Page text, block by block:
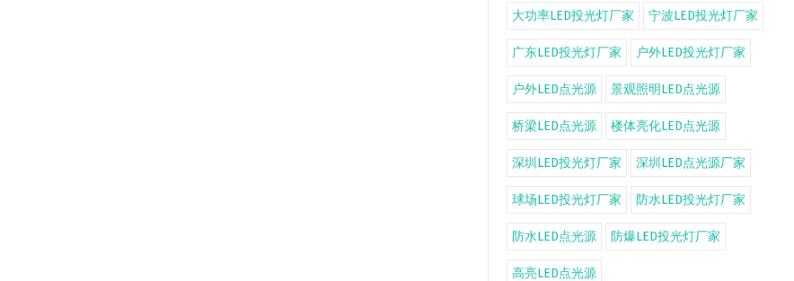
大功率LED投光灯厂家 宁波LED投光灯厂家
广东LED投光灯厂家 户外LED投光灯厂家
户外LED点光源 景观照明LED点光源
桥梁LED点光源 楼体亮化LED点光源
深圳LED投光灯厂家 深圳LED点光源厂家
球场LED投光灯厂家 防水LED投光灯厂家
防水LED点光源 防爆LED投光灯厂家
高亮LED点光源